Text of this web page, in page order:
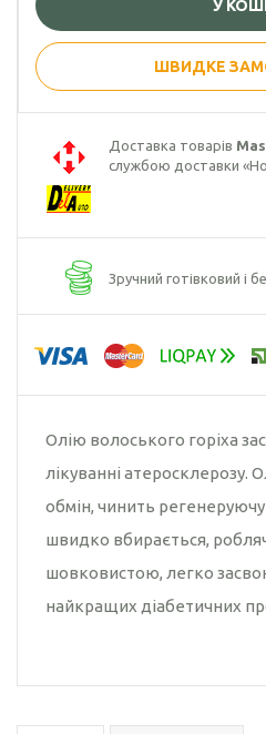
Гарбузова олія
Чорного кмину
олія
Часникова олія
Ядер
кондитерського
соняшника
Кокосова олія
У
ШВИДКЕ
Доставка товарів
службою доставки
Зручний готівковий і
Олію волоського горіха
лікуванні атеросклерозу.
обмін, чинить регенеруючу
швидко вбирається,
шовковистою, легко
найкращих діабетичних